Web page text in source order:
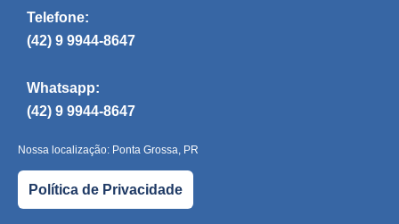
Telefone:
(42) 9 9944-8647
Whatsapp:
(42) 9 9944-8647
Nossa localização: Ponta Grossa, PR
Política de Privacidade